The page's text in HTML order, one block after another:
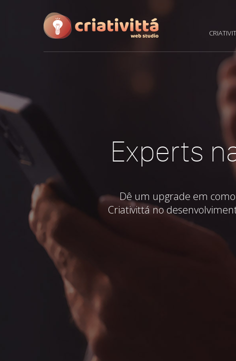
Experts
Dê um upgrade em
Criativittá no